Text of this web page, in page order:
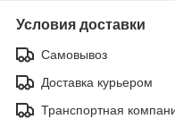
Условия доставки
Самовывоз
Доставка курьером
Транспортная